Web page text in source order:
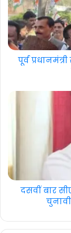
पूर्व
दसवीं बार